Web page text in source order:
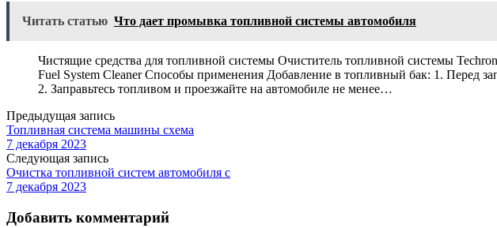
Читать статью Что дает промывка топливной системы автомобиля
Чистящие средства для топливной системы Очиститель топливной системы
Fuel System Cleaner Способы применения Добавление в топливный бак: 1. Перед
2. Заправьтесь топливом и проезжайте на автомобиле не менее…
Предыдущая запись
Топливная система машины схема
7 декабря 2023
Следующая запись
Очистка топливной систем автомобиля с
7 декабря 2023
Добавить комментарий